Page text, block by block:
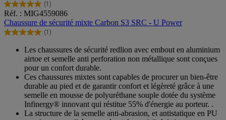
(1)
5.0
sur
5
étoiles.
avis
Réf. : MIG4559086
Chaussure de sécurité mixte Carbon S3 SRC - U Power
(1)
5.0
étoiles.
Les chaussures de sécurité redlion avec embout en aluminium
airtoe et semelle anti perforation non métallique sont conçues
pour un confort durable.
Ces chaussures mixtes sont capables de procurer un bien-être
durable au pied et de garantir confort et légèreté grâce à une
semelle en mousse de polyuréthane souple dotée du système
Infinergy® innovant qui réstitue 55% d'énergie au porteur. .
La structure de la semelle anti-abrasion, et antistatique en PU